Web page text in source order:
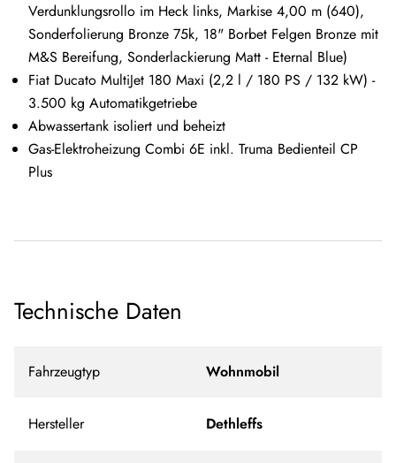
Verdunklungsrollo im Heck links, Markise 4,00 m (640),
Sonderfolierung Bronze 75k, 18" Borbet Felgen Bronze mit
M&S Bereifung, Sonderlackierung Matt - Eternal Blue)
Fiat Ducato MultiJet 180 Maxi (2,2 l / 180 PS / 132 kW) -
3.500 kg Automatikgetriebe
Abwassertank isoliert und beheizt
Gas-Elektroheizung Combi 6E inkl. Truma Bedienteil CP
Plus
Technische Daten
Fahrzeugtyp Wohnmobil
Hersteller Dethleffs